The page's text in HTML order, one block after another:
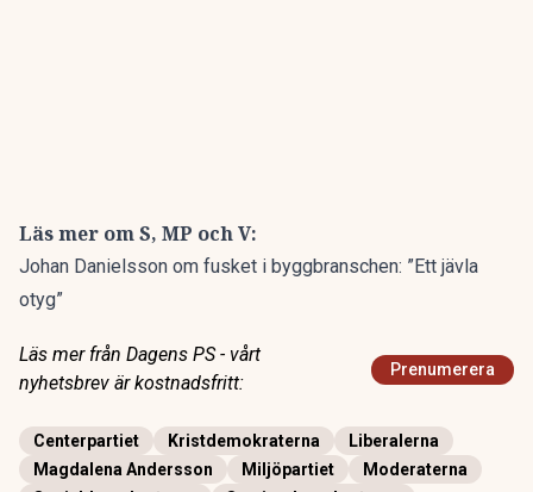
Läs mer om S, MP och V:
Johan Danielsson om fusket i byggbranschen: ”Ett jävla
otyg”
Läs mer från Dagens PS - vårt
nyhetsbrev är kostnadsfritt:
Prenumerera
Centerpartiet Kristdemokraterna
Liberalerna
Magdalena Andersson
Miljöpartiet
Moderaterna